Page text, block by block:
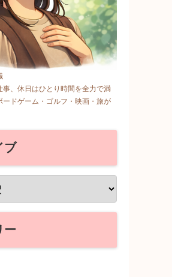
事、休日はひとり時間を全力で満
ードゲーム・ゴルフ・映画・旅が
ブ
ー